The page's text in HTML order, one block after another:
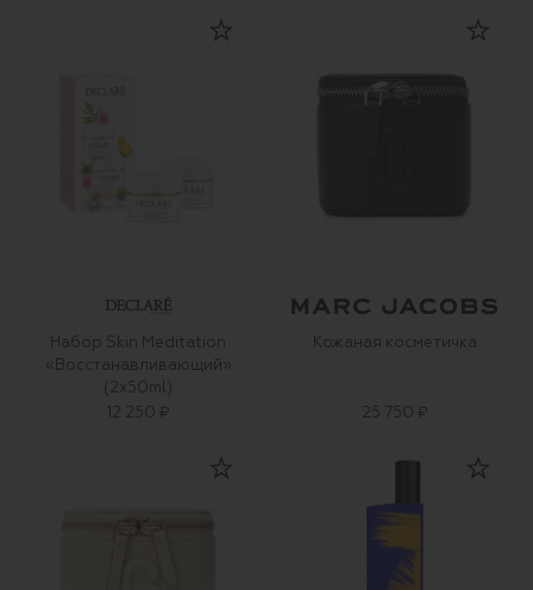
Набор Skin Meditation
«Восстанавливающий»
(2x50ml)
12 250 ₽
Кожаная косметичка
25 750 ₽